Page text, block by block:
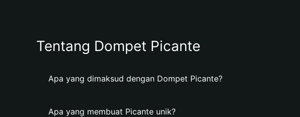
Tentang Dompet Picante
Apa yang dimaksud dengan Dompet Picante?
Apa yang membuat Picante unik?